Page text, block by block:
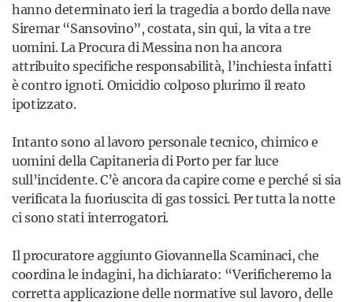
Resta sempre aggiornato con le ultime news, iscriviti alla
nostra newsletter
Iscriviti
hanno determinato ieri la tragedia a bordo della nave
Siremar “Sansovino”, costata, sin qui, la vita a tre
uomini. La Procura di Messina non ha ancora
attribuito specifiche responsabilità, l’inchiesta infatti
è contro ignoti. Omicidio colposo plurimo il reato
ipotizzato.
Intanto sono al lavoro personale tecnico, chimico e
uomini della Capitaneria di Porto per far luce
sull’incidente. C’è ancora da capire come e perché si sia
verificata la fuoriuscita di gas tossici. Per tutta la notte
ci sono stati interrogatori.
Il procuratore aggiunto Giovannella Scaminaci, che
coordina le indagini, ha dichiarato: “Verificheremo la
corretta applicazione delle normative sul lavoro, delle